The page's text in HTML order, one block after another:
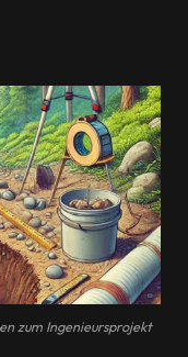
zum Ingenieursprojekt